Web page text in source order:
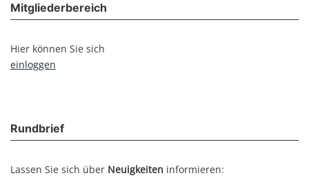
Mitgliederbereich
Hier können Sie sich
einloggen
Rundbrief
Lassen Sie sich über Neuigkeiten informieren: